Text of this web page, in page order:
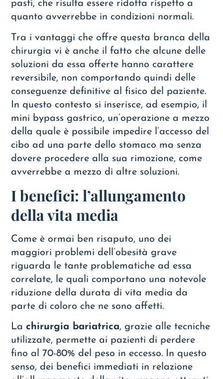
pasti, che risulta essere ridotta rispetto a
quanto avverrebbe in condizioni normali.
Tra i vantaggi che offre questa branca della
chirurgia vi è anche il fatto che alcune delle
soluzioni da essa offerte hanno carattere
reversibile, non comportando quindi delle
conseguenze definitive al fisico del paziente.
In questo contesto si inserisce, ad esempio, il
mini bypass gastrico, un’operazione a mezzo
della quale è possibile impedire l’accesso del
cibo ad una parte dello stomaco ma senza
dovere procedere alla sua rimozione, come
avverrebbe a mezzo di altre soluzioni.
I benefici: l’allungamento
della vita media
Come è ormai ben risaputo, uno dei
maggiori problemi dell’obesità grave
riguarda le tante problematiche ad essa
correlate, le quali comportano una notevole
riduzione della durata di vita media da
parte di coloro che ne sono affetti.
Lachirurgia bariatrica, grazie alle tecniche
utilizzate, permette ai pazienti di perdere
fino al 70-80% del peso in eccesso. In questo
senso, dei benefici immediati in relazione